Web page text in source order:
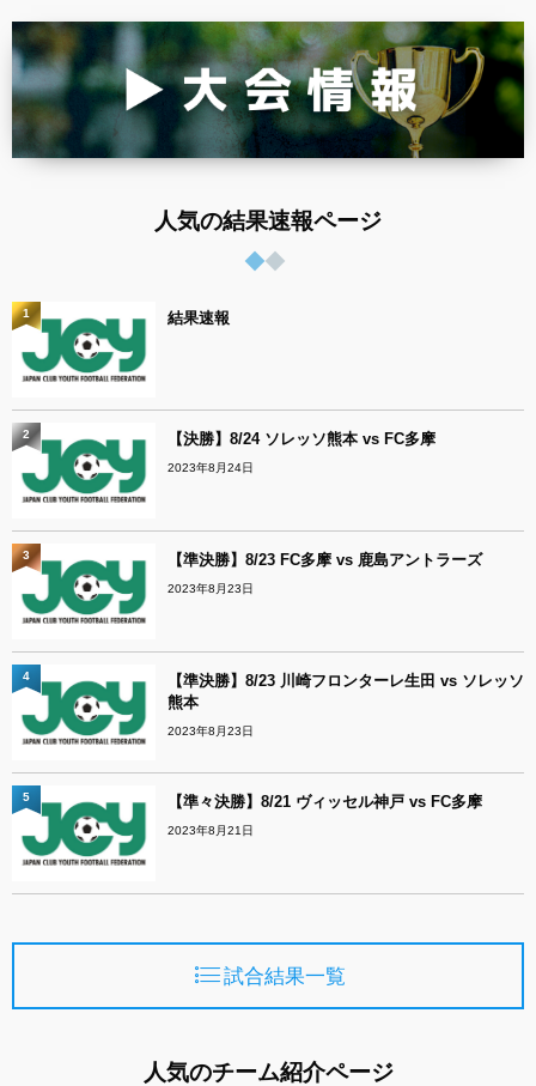
人気の結果速報ページ
結果速報
1
【決勝】8/24 ソレッソ熊本 vs FC多摩
2023年8月24日
2
【準決勝】8/23 FC多摩 vs 鹿島アントラーズ
2023年8月23日
3
【準決勝】8/23 川崎フロンターレ生田 vs ソレッソ
熊本
2023年8月23日
4
【準々決勝】8/21 ヴィッセル神戸 vs FC多摩
2023年8月21日
5
試合結果一覧
人気のチーム紹介ページ